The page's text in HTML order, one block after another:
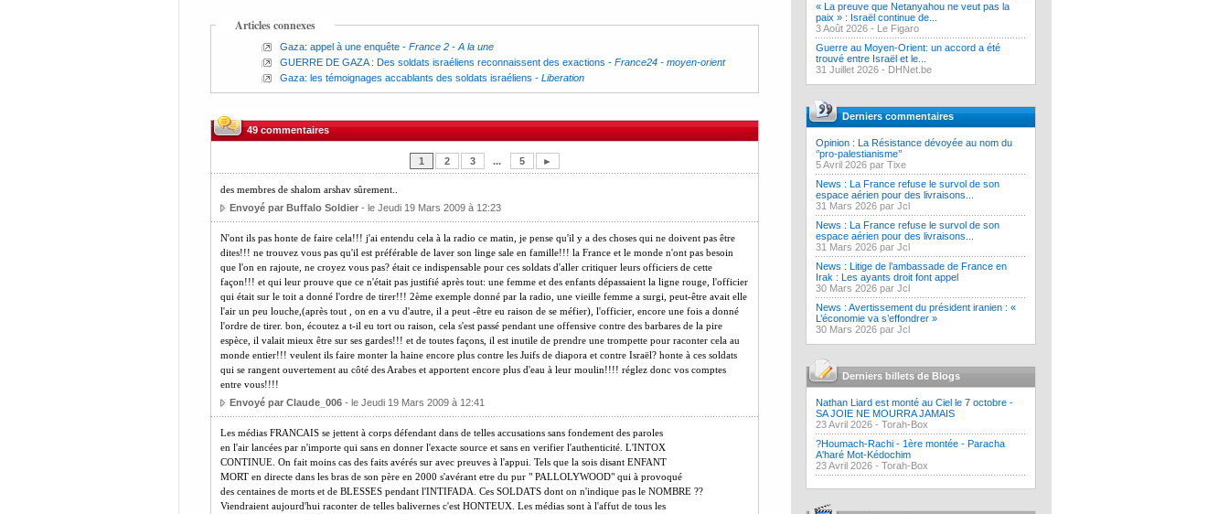
Articles connexes
Gaza: appel à une enquête- France 2 - A la une
GUERRE DE GAZA : Des soldats israéliens reconnaissent des exactions - France24 - moyen-orient
Gaza: les témoignages accablants des soldats israéliens - Liberation
49 commentaires
1 2 3 ... 5 ►
des membres de shalom arshav sûrement..
Envoyé par Buffalo Soldier- le Jeudi 19 Mars 2009 à 12:23
N'ont ils pas honte de faire cela!!! j'ai entendu cela à la radio ce matin, je pense qu'il y a des choses qui ne doivent pas être
dites!!! ne trouvez vous pas qu'il est préférable de laver son linge sale en famille!!! la France et le monde n'ont pas besoin
que l'on en rajoute, ne croyez vous pas? était ce indispensable pour ces soldats d'aller critiquer leurs officiers de cette
façon!!! et qui leur prouve que ce n'était pas justifié après tout: une femme et des enfants dépassaient la ligne rouge, l'officier
qui était sur le toit a donné l'ordre de tirer!!! 2ème exemple donné par la radio, une vieille femme a surgi, peut-être avait elle
l'air un peu louche,(après tout , on en a vu d'autre, il a peut -être eu raison de se méfier), l'officier, encore une fois a donné
l'ordre de tirer. bon, écoutez a t-il eu tort ou raison, cela s'est passé pendant une offensive contre des barbares de la pire
espèce, il valait mieux être sur ses gardes!!! et de toutes façons, il est inutile de prendre une trompette pour raconter cela au
monde entier!!! veulent ils faire monter la haine encore plus contre les Juifs de diapora et contre Israël? honte à ces soldats
qui se rangent ouvertement au côté des Arabes et apportent encore plus d'eau à leur moulin!!!! réglez donc vos comptes
entre vous!!!!
Envoyé par Claude_006- le Jeudi 19 Mars 2009 à 12:41
Les médias FRANCAIS se jettent à corps défendant dans de telles accusations sans fondement des paroles
en l'air lancées par n'importe qui sans en donner l'exacte source et sans en verifier l'authenticité. L'INTOX
CONTINUE. On fait moins cas des faits avérés sur avec preuves à l'appui. Tels que la sois disant ENFANT
MORT en directe dans les bras de son père en 2000 s'avérant etre du pur " PALLOLYWOOD" qui à provoqué
des centaines de morts et de BLESSES pendant l'INTIFADA. Ces SOLDATS dont on n'indique pas le NOMBRE ??
Viendraient aujourd'hui raconter de telles balivernes c'est HONTEUX. Les médias sont à l'affut de tous les
« La preuve que Netanyahou ne veut pas la
paix » : Israël continue de...
3 Août 2026 - Le Figaro
Guerre au Moyen-Orient: un accord a été
trouvé entre Israël et le...
31 Juillet 2026 - DHNet.be
Derniers commentaires
Opinion : La Résistance dévoyée au nom du
‘’pro-palestianisme’’
5 Avril 2026 par Tixe
News : La France refuse le survol de son
espace aérien pour des livraisons...
31 Mars 2026 par Jcl
News : La France refuse le survol de son
espace aérien pour des livraisons...
31 Mars 2026 par Jcl
News : Litige de l’ambassade de France en
Irak : Les ayants droit font appel
30 Mars 2026 par Jcl
News : Avertissement du président iranien : «
L’économie va s’effondrer »
30 Mars 2026 par Jcl
Derniers billets de Blogs
Nathan Liard est monté au Ciel le 7 octobre -
SA JOIE NE MOURRA JAMAIS
23 Avril 2026 - Torah-Box
?Houmach-Rachi - 1ère montée - Paracha
A'haré Mot-Kédochim
23 Avril 2026 - Torah-Box